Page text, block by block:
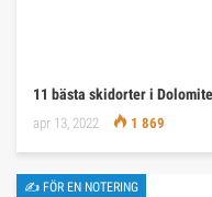
11 bästa skidorter i
apr 13, 2022 1 869
✍ FÖR EN NOTERING